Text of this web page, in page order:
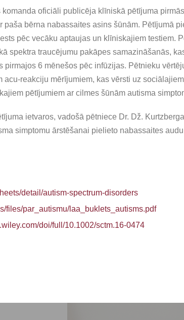
oficiāli publicēja klīniskā pētījuma
paša bērna nabassaites asins šūnām. Pētījumā
pēc vecāku aptaujas un klīniskajiem testiem.
spektra traucējumu pakāpes samazināšanās,
pirmajos 6 mēnešos pēc infūzijas. Pētnieku
reakciju mērījumiem, kas vērsti uz
pētījumiem ar cilmes šūnām autisma
ietvaros, vadošā pētniece Dr. Dž.
simptomu ārstēšanai pielieto nabassaites
detail/autism-spectrum-disorders
files/par_autismu/laa_buklets_autisms.pdf
doi/full/10.1002/sctm.16-0474